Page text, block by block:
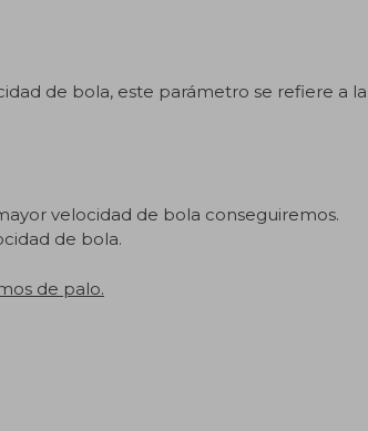
de bola, este parámetro se refiere a la
velocidad de bola conseguiremos.
de bola.
de palo.